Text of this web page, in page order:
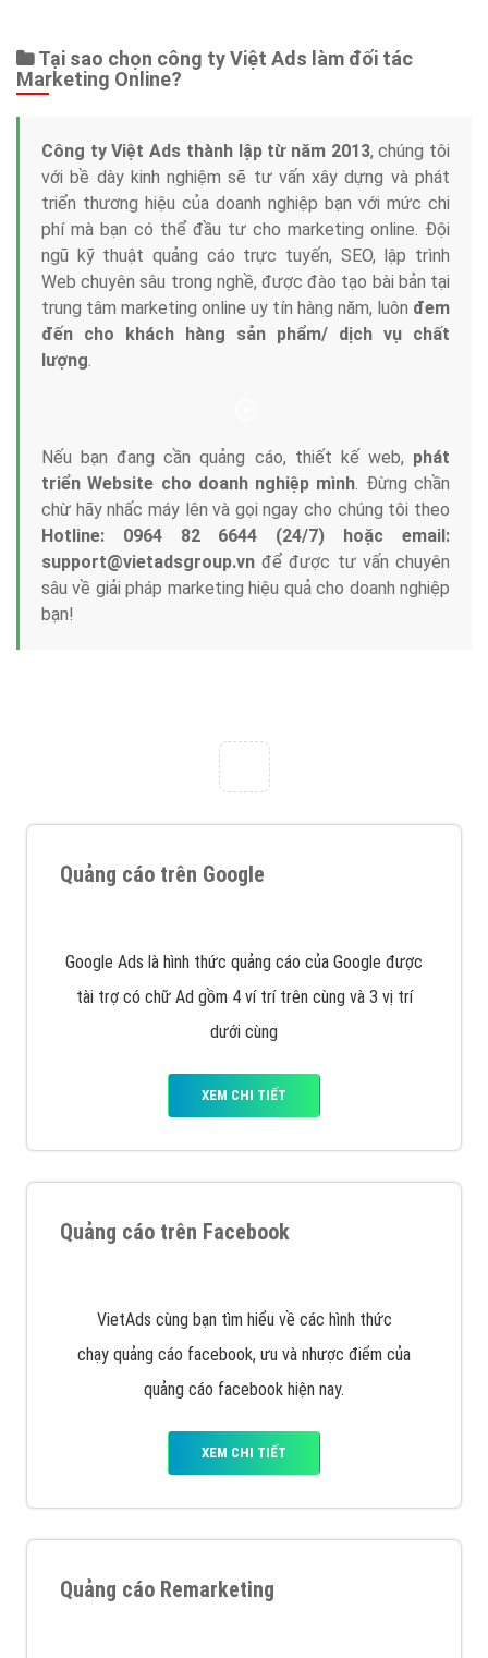
Tại sao chọn công ty Việt Ads làm đối tác
Marketing Online?
Công ty Việt Ads thành lập từ năm 2013, chúng tôi
với bề dày kinh nghiệm sẽ tư vấn xây dựng và phát
triển thương hiệu của doanh nghiệp bạn với mức chi
phí mà bạn có thể đầu tư cho marketing online. Đội
ngũ kỹ thuật quảng cáo trực tuyến, SEO, lập trình
Web chuyên sâu trong nghề, được đào tạo bài bản tại
trung tâm marketing online uy tín hàng năm, luôn đem
đến cho khách hàng sản phẩm/ dịch vụ chất
lượng.
Nếu bạn đang cần quảng cáo, thiết kế web, phát
triển Website cho doanh nghiệp mình. Đừng chần
chừ hãy nhấc máy lên và gọi ngay cho chúng tôi theo
Hotline: 0964 82 6644 (24/7) hoặc email:
support@vietadsgroup.vn để được tư vấn chuyên
sâu về giải pháp marketing hiệu quả cho doanh nghiệp
bạn!
Quảng cáo trên Google
Google Ads là hình thức quảng cáo của Google được
tài trợ có chữ Ad gồm 4 ví trí trên cùng và 3 vị trí
dưới cùng
XEM CHI TIẾT
Quảng cáo trên Facebook
VietAds cùng bạn tìm hiểu về các hình thức
chạy quảng cáo facebook, ưu và nhược điểm của
quảng cáo facebook hiện nay.
XEM CHI TIẾT
Quảng cáo Remarketing